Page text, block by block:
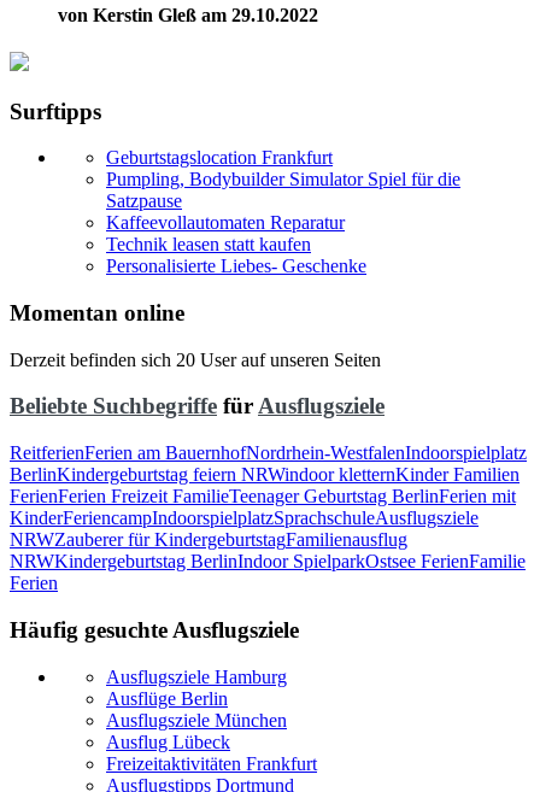
von Kerstin Gleß am 29.10.2022
Surftipps
Geburtstagslocation Frankfurt
Pumpling, Bodybuilder Simulator Spiel für die
Satzpause
Kaffeevollautomaten Reparatur
Technik leasen statt kaufen
Personalisierte Liebes- Geschenke
Momentan online
Derzeit befinden sich 20 User auf unseren Seiten
Beliebte Suchbegriffe fürAusflugsziele
ReitferienFerien am BauernhofNordrhein-WestfalenIndoorspielplatz
BerlinKindergeburtstag feiern NRWindoor kletternKinder Familien
FerienFerien Freizeit FamilieTeenager Geburtstag BerlinFerien mit
KinderFeriencampIndoorspielplatzSprachschuleAusflugsziele
NRWZauberer für KindergeburtstagFamilienausflug
NRWKindergeburtstag BerlinIndoor SpielparkOstsee FerienFamilie
Ferien
Häufig gesuchte Ausflugsziele
Ausflugsziele Hamburg
Ausflüge Berlin
Ausflugsziele München
Ausflug Lübeck
Freizeitaktivitäten Frankfurt
Ausflugstipps Dortmund